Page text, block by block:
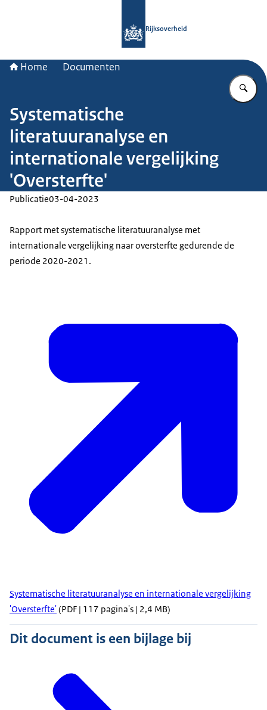
Rijksoverheid
Home Documenten
Systematische
literatuuranalyse en
internationale vergelijking
'Oversterfte'
Publicatie03-04-2023
Rapport met systematische literatuuranalyse met
internationale vergelijking naar oversterfte gedurende de
periode 2020-2021.
Systematische literatuuranalyse en internationale vergelijking
'Oversterfte'(PDF | 117 pagina's | 2,4 MB)
Dit document is een bijlage bij